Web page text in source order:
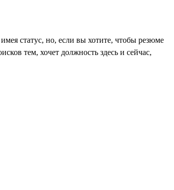
статус, но, если вы хотите, чтобы резюме
тем, хочет должность здесь и сейчас,